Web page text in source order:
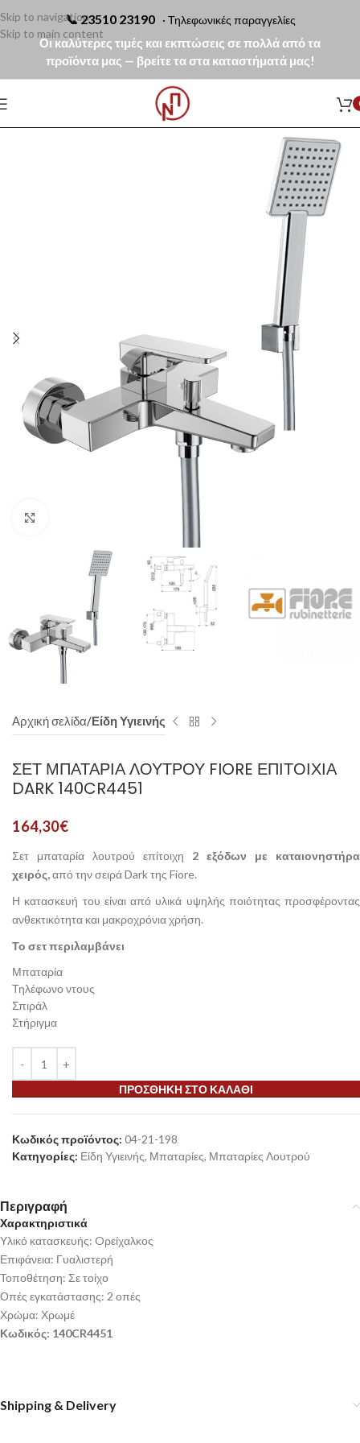
📞23510 23190 · Τηλεφωνικές παραγγελίες
Οι καλύτερες τιμές και εκπτώσεις σε πολλά από τα
προϊόντα μας — βρείτε τα στα καταστήματά μας!
Skip to navigation
Skip to main content
Αρχική σελίδα Είδη Υγιεινής
ΣΕΤ ΜΠΑΤΑΡΊΑ ΛΟΥΤΡΟΎ FIORE ΕΠΙΤΟΊΧΙΑ
DARK 140CR4451
164,30€
Σετ μπαταρία λουτρού επίτοιχη 2 εξόδων με καταιονηστήρα
χειρός,από την σειρά Dark της Fiore.
Η κατασκευή του είναι από υλικά υψηλής ποιότητας προσφέροντας
ανθεκτικότητα και μακροχρόνια χρήση.
Το σετ περιλαμβάνει
Μπαταρία
Τηλέφωνο ντους
Σπιράλ
Στήριγμα
ΠΡΟΣΘΉΚΗ ΣΤΟ ΚΑΛΆΘΙ
Κωδικός προϊόντος: 04-21-198
Κατηγορίες: Είδη Υγιεινής, Μπαταρίες, Μπαταρίες Λουτρού
Περιγραφή
Χαρακτηριστικά
Υλικό κατασκευής: Oρείχαλκος
Επιφάνεια: Γυαλιστερή
Τοποθέτηση: Σε τοίχο
Οπές εγκατάστασης: 2 οπές
Χρώμα: Χρωμέ
Κωδικός: 140CR4451
Shipping & Delivery